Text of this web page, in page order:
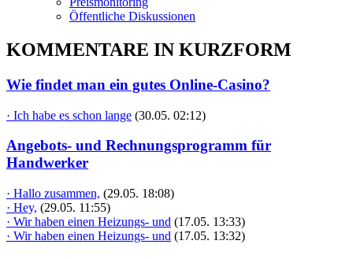
Öffentliche Diskussionen
KOMMENTARE IN KURZFORM
Wie findet man ein gutes Online-Casino?
· Ich habe es schon lange (30.05. 02:12)
Angebots- und Rechnungsprogramm für
Handwerker
· Hallo zusammen, (29.05. 18:08)
· Hey, (29.05. 11:55)
· Wir haben einen Heizungs- und (17.05. 13:33)
· Wir haben einen Heizungs- und (17.05. 13:32)